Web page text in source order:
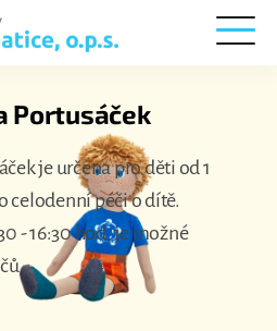
Portusáček
je určena pro děti od 1
celodenní péči o dítě.
- 16:30 hod, je možné